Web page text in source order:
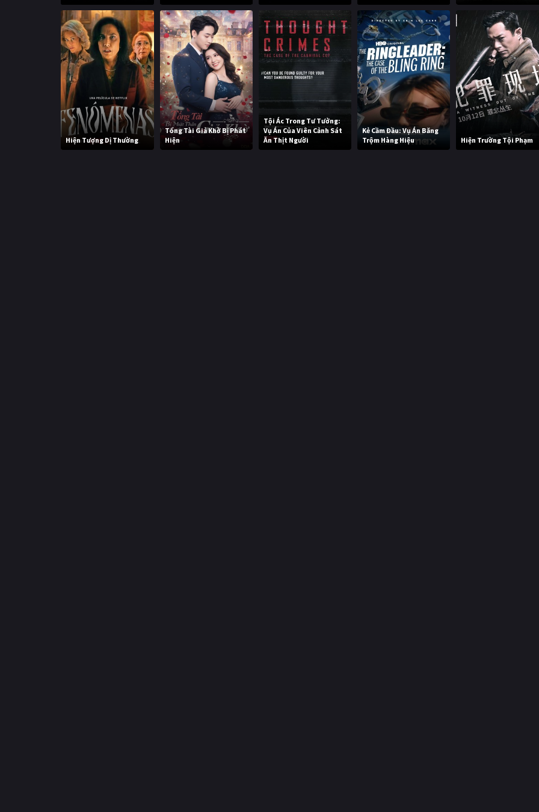
Hiện Tượng Dị Thường
Tổng Tài Giả Khờ Bị Phát
Hiện
Tội Ác Trong Tư Tưởng:
Vụ Án Của Viên Cảnh Sát
Ăn Thịt Người
Kẻ Cầm Đầu: Vụ Án Băng
Trộm Hàng Hiệu
Hiện Trường Tội Phạm